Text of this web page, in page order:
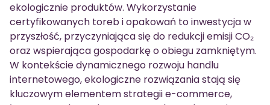
ekologicznie produktów. Wykorzystanie
certyfikowanych toreb i opakowań to inwestycja w
przyszłość, przyczyniająca się do redukcji emisji CO₂
oraz wspierająca gospodarkę o obiegu zamkniętym.
W kontekście dynamicznego rozwoju handlu
internetowego, ekologiczne rozwiązania stają się
kluczowym elementem strategii e-commerce,